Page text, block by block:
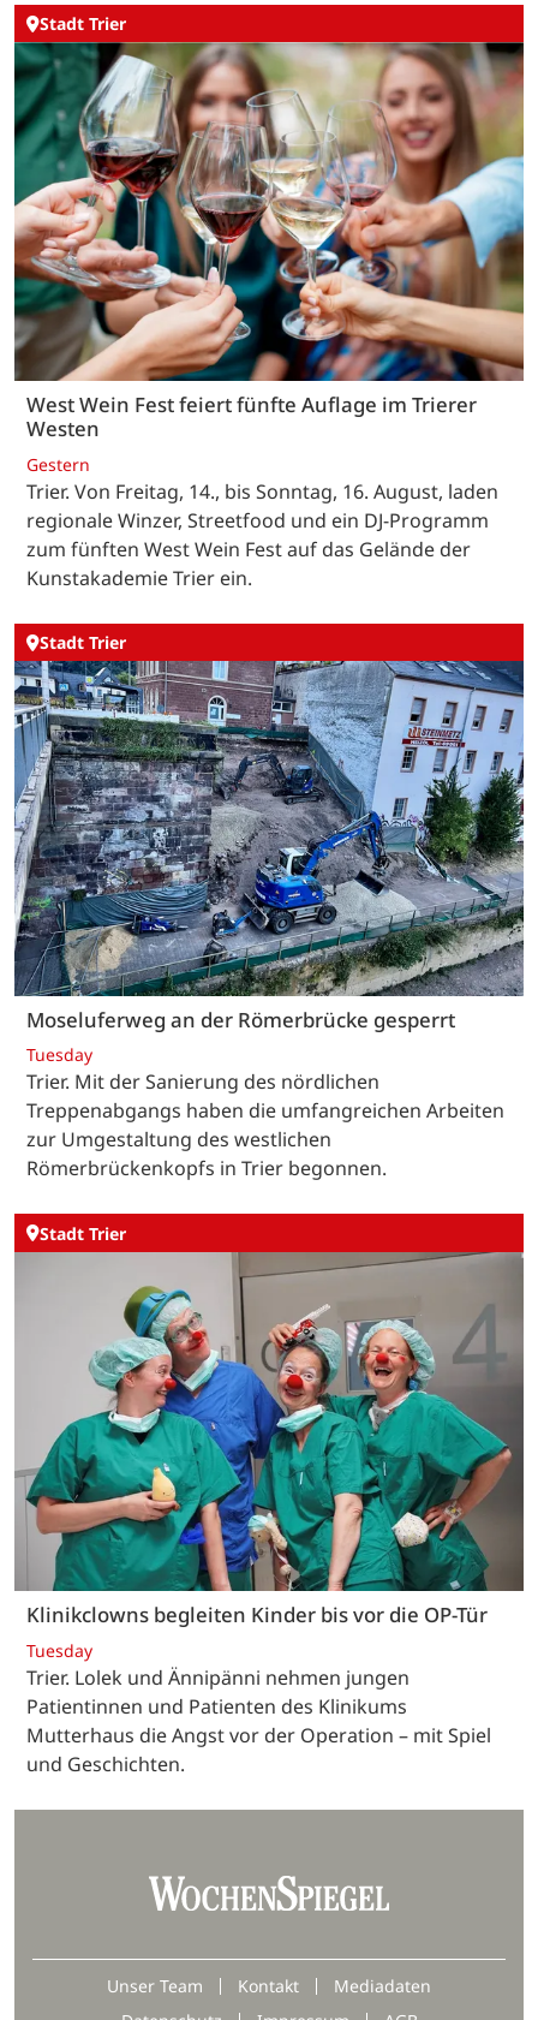
Stadt Trier
West Wein Fest feiert fünfte Auflage im Trierer
Westen
Gestern
Trier. Von Freitag, 14., bis Sonntag, 16. August, laden
regionale Winzer, Streetfood und ein DJ-Programm
zum fünften West Wein Fest auf das Gelände der
Kunstakademie Trier ein.
Stadt Trier
Moseluferweg an der Römerbrücke gesperrt
Tuesday
Trier. Mit der Sanierung des nördlichen
Treppenabgangs haben die umfangreichen Arbeiten
zur Umgestaltung des westlichen
Römerbrückenkopfs in Trier begonnen.
Stadt Trier
Klinikclowns begleiten Kinder bis vor die OP-Tür
Tuesday
Trier. Lolek und Ännipänni nehmen jungen
Patientinnen und Patienten des Klinikums
Mutterhaus die Angst vor der Operation – mit Spiel
und Geschichten.
Unser Team Kontakt
Mediadaten